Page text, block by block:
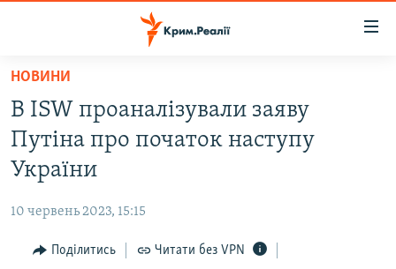
Перейти
основного
матеріалу
Перейти
до
основної
навігації
Перейти
ВОДА.КРИМ
ВІДЕО ТА ФОТО
БЛОГИ
ПОГЛЯД
НОВИНИ
В ISW проаналізували заяву
Путіна про початок наступу
України
10 червень 2023, 15:15
Поділитись Читати без VPN